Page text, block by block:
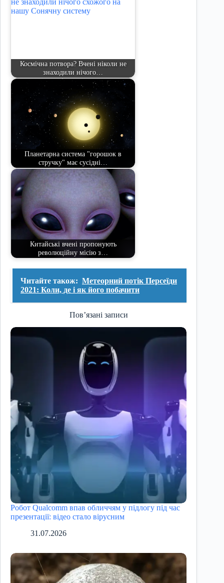
Космічна потвора? Вчені ніколи не
знаходили нічого…
Планетарна система "горошок в
стручку" має сусідні…
Китайські вчені пропонують
революційну місію з…
Читайте також: Метеорний потік Персеїди
2021: Коли, де і як його побачити
Пов’язані записи
Робот Qualcomm впав обличчям у підлогу під час
презентації: відео стало вірусним
31.07.2026